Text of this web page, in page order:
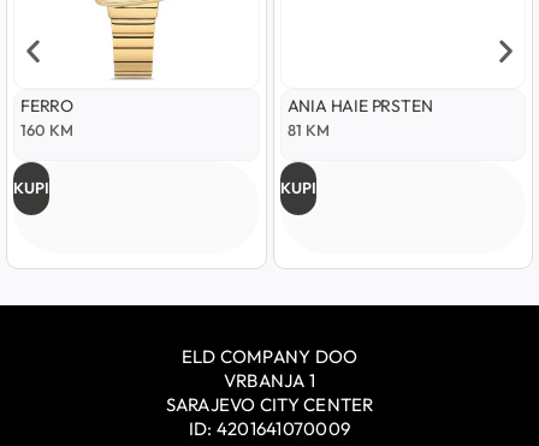
FERRO
160 KM
KUPI
ANIA HAIE PRSTEN
81 KM
KUPI
ELD COMPANY DOO
VRBANJA 1
SARAJEVO CITY CENTER
ID: 4201641070009